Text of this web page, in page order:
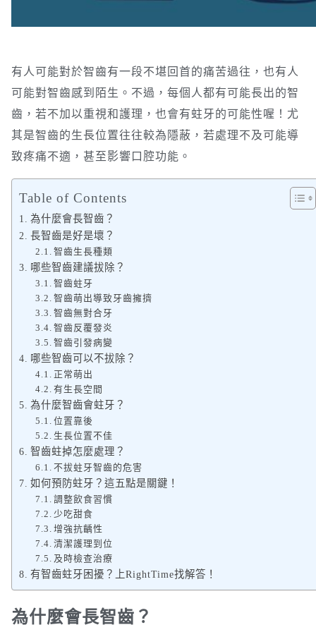
有人可能對於智齒有一段不堪回首的痛苦過往，也有人
可能對智齒感到陌生。不過，每個人都有可能長出的智
齒，若不加以重視和護理，也會有蛀牙的可能性喔！尤
其是智齒的生長位置往往較為隱蔽，若處理不及可能導
致疼痛不適，甚至影響口腔功能。
Table of Contents
為什麼會長智齒？
長智齒是好是壞？
智齒生長種類
哪些智齒建議拔除？
智齒蛀牙
智齒萌出導致牙齒擁擠
智齒無對合牙
智齒反覆發炎
智齒引發病變
哪些智齒可以不拔除？
正常萌出
有生長空間
為什麼智齒會蛀牙？
位置靠後
生長位置不佳
智齒蛀掉怎麼處理？
不拔蛀牙智齒的危害
如何預防蛀牙？這五點是關鍵！
調整飲食習慣
少吃甜食
增強抗齲性
清潔護理到位
及時檢查治療
有智齒蛀牙困擾？上RightTime找解答！
為什麼會長智齒？